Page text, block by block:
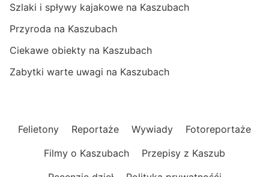
Szlaki i spływy kajakowe na Kaszubach
Przyroda na Kaszubach
Ciekawe obiekty na Kaszubach
Zabytki warte uwagi na Kaszubach
Felietony Reportaże Wywiady
Fotoreportaże
Filmy o Kaszubach
Przepisy z Kaszub